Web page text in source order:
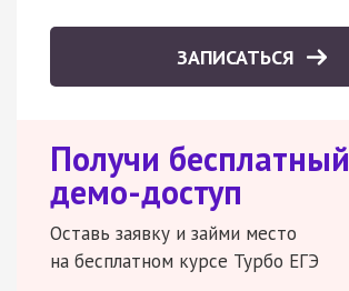
ЗАПИСАТЬСЯ
Получи бесплатный
демо-доступ
Оставь заявку и займи место
на бесплатном курсе Турбо ЕГЭ